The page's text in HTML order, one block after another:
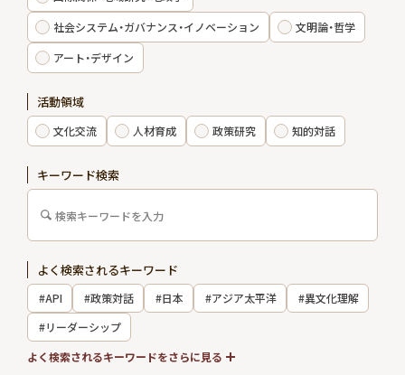
エキスパート
出版物・報告書
お知らせ
お問い合わせ
アクセス
会員制度
メルマガ登録
採用情報
社会システム・ガバナンス・イノベーション
文明論・哲学
アート・デザイン
活動領域
文化交流 人材育成 政策研究 知的対話
キーワード検索
よく検索されるキーワード
#API #政策対話 #日本 #アジア太平洋
#異文化理解
#リーダーシップ
#国際関係
よく検索されるキーワードをさらに見る